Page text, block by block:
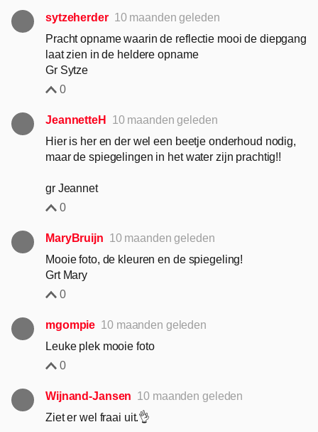
sytzeherder 10 maanden geleden
Pracht opname waarin de reflectie mooi de diepgang
laat zien in de heldere opname
Gr Sytze
0
JeannetteH
10 maanden geleden
Hier is her en der wel een beetje onderhoud nodig,
maar de spiegelingen in het water zijn prachtig!!
gr Jeannet
0
MaryBruijn 10 maanden geleden
Mooie foto, de kleuren en de spiegeling!
Grt Mary
0
mgompie 10 maanden geleden
Leuke plek mooie foto
0
Wijnand-Jansen 10 maanden geleden
Ziet er wel fraai uit.👌